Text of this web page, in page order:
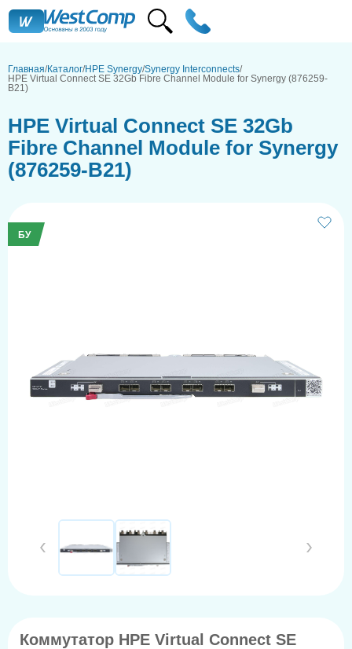
Главная Каталог HPE Synergy Synergy Interconnects
HPE Virtual Connect SE 32Gb Fibre Channel Module for Synergy (876259-
B21)
HPE Virtual Connect SE 32Gb
Fibre Channel Module for Synergy
(876259-B21)
БУ
Коммутатор HPE Virtual Connect SE